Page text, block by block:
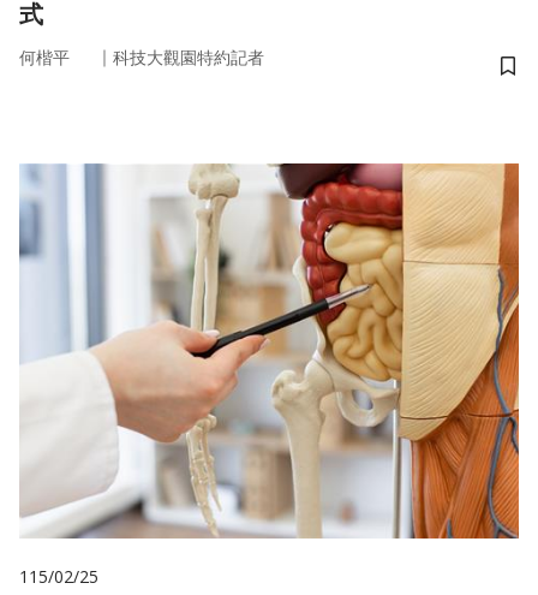
式
何楷平 ｜ 科技大觀園特約記者
儲
115/02/25